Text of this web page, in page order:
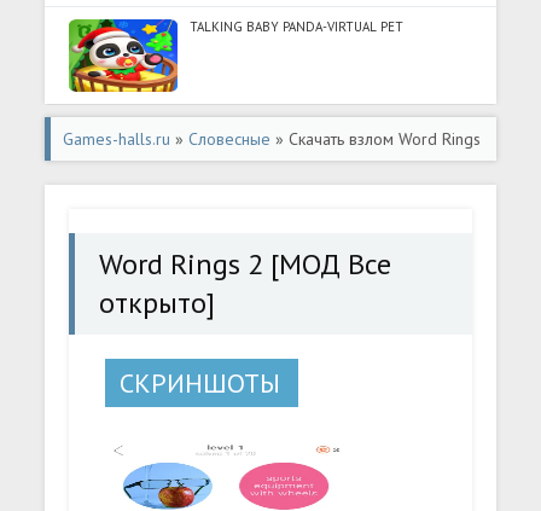
TALKING BABY PANDA-VIRTUAL PET
Games-halls.ru » Словесные » Скачать взлом Word Rings
2 [МОД Все открыто] - полная версия apk на Андроид
Word Rings 2 [МОД Все
открыто]
СКРИНШОТЫ